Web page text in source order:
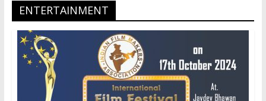
ENTERTAINMENT